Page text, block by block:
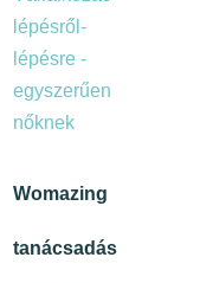
Womazing
tanácsadás